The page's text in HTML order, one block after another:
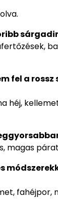
fel a
héj,
magas
fahéjpor,